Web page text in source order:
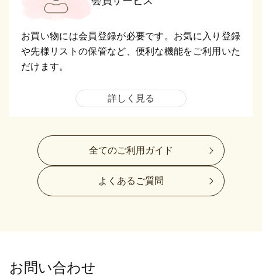
お買い物には会員登録が必要です。お気に入り登録
や先様リストの保管など、便利な機能をご利用いた
だけます。
詳しく見る
全てのご利用ガイド
よくあるご質問
お問い合わせ